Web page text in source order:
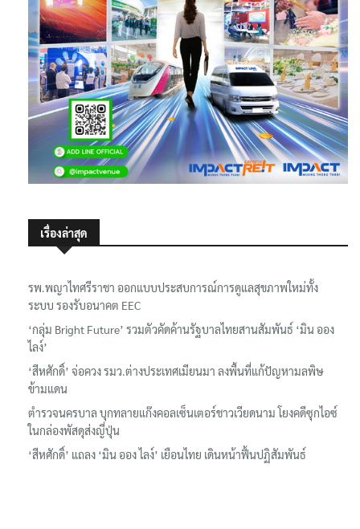
เรื่องล่าสุด
รพ.พญาไทศรีราชา ออกแบบประสบการณ์การดูแลสุขภาพใหม่ทั้ง
ระบบ รองรับอนาคต EEC
‘กลุ่ม Bright Future’ รวมตัวคัดค้านรัฐบาลไทยสานสัมพันธ์ ‘มิน ออง
ไลง์’
‘สีหศักดิ์’ จ่อควง รมว.ต่างประเทศเมียนมา ลงพื้นที่แก้ปัญหามลพิษ
ข้ามแดน
ตำรวจนครบาล บุกทลายแก๊งคอลเซ็นเตอร์ชาวเวียดนาม โยงคดีซุกไอซ์
ในกล่องพัสดุส่งญี่ปุ่น
‘สีหศักดิ์’ แถลง ‘มิน ออง ไลง์’ เยือนไทย เดินหน้าฟื้นปฏิสัมพันธ์